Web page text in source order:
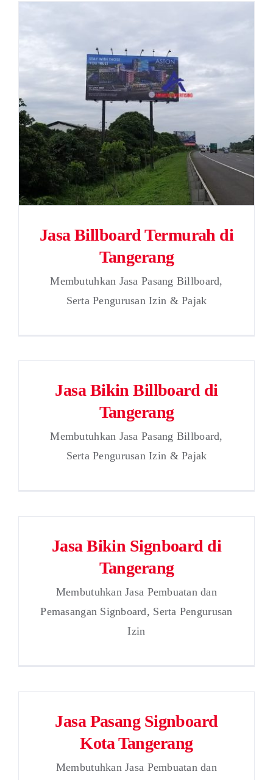
Jasa Billboard Termurah di
Tangerang
Membutuhkan Jasa Pasang Billboard,
Serta Pengurusan Izin & Pajak
Jasa Bikin Billboard di
Tangerang
Membutuhkan Jasa Pasang Billboard,
Serta Pengurusan Izin & Pajak
Jasa Bikin Signboard di
Tangerang
Membutuhkan Jasa Pembuatan dan
Pemasangan Signboard, Serta Pengurusan
Izin
Jasa Pasang Signboard
Kota Tangerang
Membutuhkan Jasa Pembuatan dan